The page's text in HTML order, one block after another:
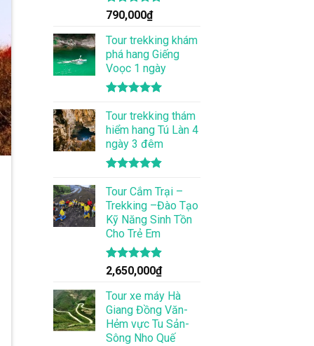
Được xếp
hạng
5.00
5 sao
790,000₫
Tour trekking khám
phá hang Giếng
Voọc 1 ngày
hạng5.00
5 sao
Tour trekking thám
hiểm hang Tú Làn 4
ngày 3 đêm
hạng4.86
5 sao
Tour Cắm Trại –
Trekking –Đào Tạo
Kỹ Năng Sinh Tồn
Cho Trẻ Em
Được xếp
hạng 4.86
5 sao
2,650,000₫
Tour xe máy Hà
Giang Đồng Văn-
Hẻm vực Tu Sản-
Sông Nho Quế